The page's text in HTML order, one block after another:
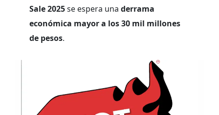
Sale 2025se espera una derrama
económica mayor a los 30 mil millones
de pesos.